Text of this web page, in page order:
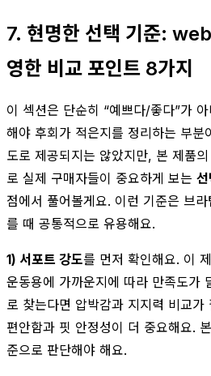
7. 현명한 선택 기준:
영한 비교 포인트 8가지
이 섹션은 단순히 “예쁘다/좋다”가
해야 후회가 적은지를 정리하는 부
도로 제공되지는 않았지만, 본 제품
로 실제 구매자들이 중요하게 보는
점에서 풀어볼게요. 이런 기준은 브
를 때 공통적으로 유용해요.
1) 서포트 강도를 먼저 확인해요. 이
운동용에 가까운지에 따라 만족도가
로 찾는다면 압박감과 지지력 비교가
편안함과 핏 안정성이 더 중요해요.
준으로 판단해야 해요.